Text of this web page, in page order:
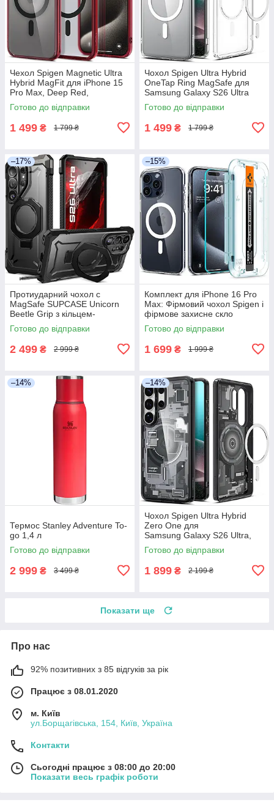
Чехол Spigen Magnetic Ultra
Hybrid MagFit для iPhone 15
Pro Max, Deep Red,
ACS07056
Готово до відправки
1 499 ₴ 1 799 ₴
Чохол Spigen Ultra Hybrid
OneTap Ring MagSafe для
Samsung Galaxy S26 Ultra
(2026), ACS10958
Готово до відправки
1 499 ₴ 1 799 ₴
–17%
Протиударний чохол с
MagSafe SUPCASE Unicorn
Beetle Grip з кільцем-
підставкою для Samsung
Galaxy S26 Ultra, Black
Готово до відправки
2 499 ₴ 2 999 ₴
–15%
Комплект для iPhone 16 Pro
Max: Фірмовий чохол Spigen і
фірмове захисне скло
Spigen, ACS06861
Готово до відправки
1 699 ₴ 1 999 ₴
–14%
Термос Stanley Adventure To-
go 1,4 л
Готово до відправки
2 999 ₴ 3 499 ₴
–14%
Чохол Spigen Ultra Hybrid
Zero One для
Samsung Galaxy S26 Ultra,
ACS10961
Готово до відправки
1 899 ₴ 2 199 ₴
Показати ще
Про нас
92% позитивних з 85 відгуків за рік
Працює з 08.01.2020
м. Київ
ул.Борщагівська, 154, Київ, Україна
Контакти
Сьогодні працює з 08:00 до 20:00
Показати весь графік роботи